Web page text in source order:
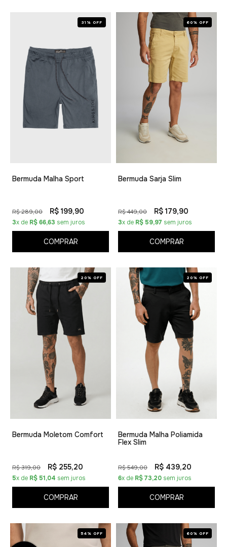
31% OFF
Bermuda Malha Sport
R$ 289,00 R$ 199,90
3x de R$ 66,63 sem juros
COMPRAR
60% OFF
Bermuda Sarja Slim
R$ 449,00 R$ 179,90
3x de R$ 59,97 sem juros
COMPRAR
20% OFF
Bermuda Moletom Comfort
R$ 319,00 R$ 255,20
5x de R$ 51,04 sem juros
COMPRAR
20% OFF
Bermuda Malha Poliamida
Flex Slim
R$ 549,00 R$ 439,20
6x de R$ 73,20 sem juros
COMPRAR
54% OFF 60% OFF